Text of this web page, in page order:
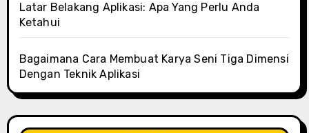
Latar Belakang Aplikasi: Apa Yang Perlu Anda
Ketahui
Bagaimana Cara Membuat Karya Seni Tiga Dimensi
Dengan Teknik Aplikasi